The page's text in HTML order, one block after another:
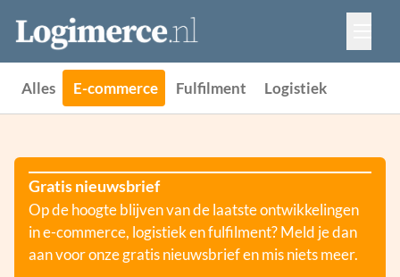
Vacatures
Events
Adverteren
Partners
Alles E-commerce Fulfilment Logistiek
Gratis nieuwsbrief
Op de hoogte blijven van de laatste ontwikkelingen
in e-commerce, logistiek en fulfilment? Meld je dan
aan voor onze gratis nieuwsbrief en mis niets meer.